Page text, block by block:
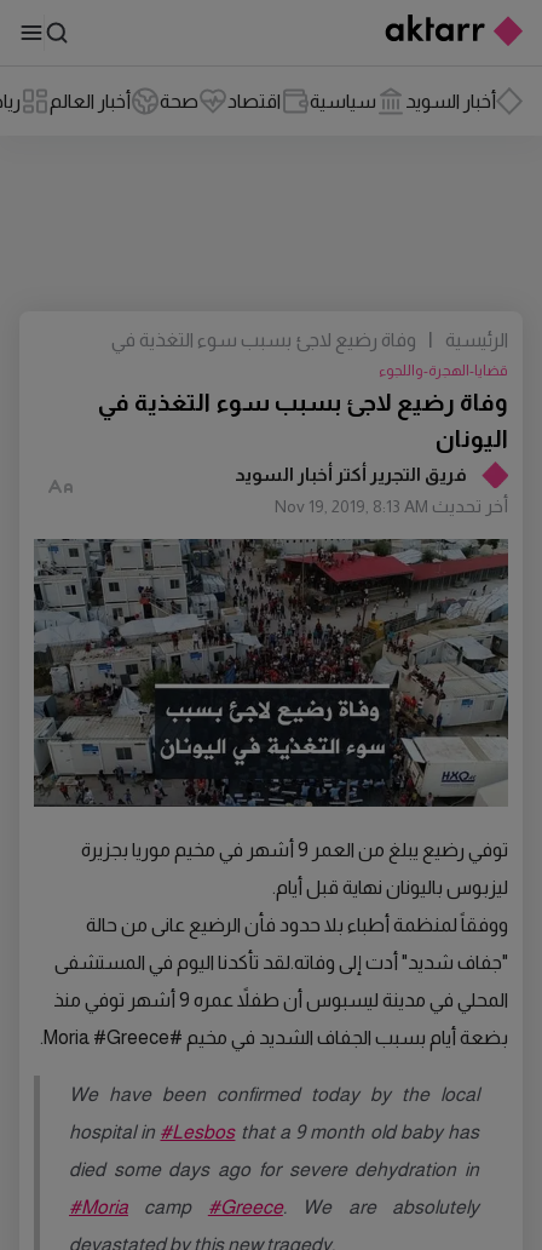
أخبار السويد سياسية اقتصاد صحة أخبار العالم
فريق التجرير أكتر أخبار السويد
أخر تحديث Nov 19, 2019, 8:13 AM
وفاة رضيع لاجئ بسبب سوء التغذية في
اليونان
قضايا-الهجرة-واللجوء
الرئيسية |
وفاة رضيع لاجئ بسبب سوء التغذية في
اليونان
توفي رضيع يبلغ من العمر 9 أشهر في مخيم موريا بجزيرة
ليزبوس باليونان نهاية قبل أيام.
ووفقاً لمنظمة أطباء بلا حدود فأن الرضيع عانى من حالة
"جفاف شديد" أدت إلى وفاته.لقد تأكدنا اليوم في المستشفى
المحلي في مدينة ليسبوس أن طفلاً عمره 9 أشهر توفي منذ
بضعة أيام بسبب الجفاف الشديد في مخيم #Moria #Greece.
We have been confirmed today by the local
hospital in #Lesbosthat a 9 month old baby has
died some days ago for severe dehydration in
#Moria camp #Greece. We are absolutely
devastated by this new tragedy.